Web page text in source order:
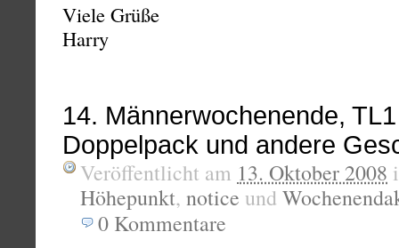
Viele Grüße
Harry
14. Männerwochenende,
Doppelpack und andere
Veröffentlicht am 13. Oktober 2008
Höhepunkt, notice und
0 Kommentare